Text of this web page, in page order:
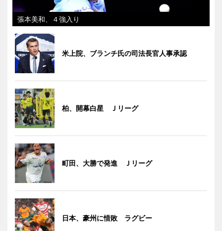
張本美和、４強入り
米上院、ブランチ氏の司法長官人事承認
柏、開幕白星 Ｊリーグ
町田、大勝で発進 Ｊリーグ
日本、豪州に惜敗 ラグビー